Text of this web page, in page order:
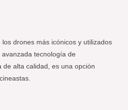
drones más icónicos y utilizados
tecnología de
de alta calidad, es una opción